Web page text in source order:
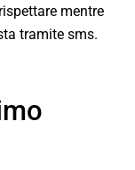
mentre
tramite sms.